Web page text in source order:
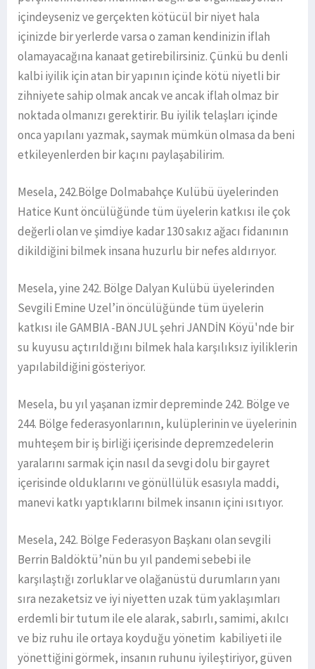
içindeyseniz ve gerçekten kötücül bir niyet hala
içinizde bir yerlerde varsa o zaman kendinizin iflah
olamayacağına kanaat getirebilirsiniz. Çünkü bu denli
kalbi iyilik için atan bir yapının içinde kötü niyetli bir
zihniyete sahip olmak ancak ve ancak iflah olmaz bir
noktada olmanızı gerektirir. Bu iyilik telaşları içinde
onca yapılanı yazmak, saymak mümkün olmasa da beni
etkileyenlerden bir kaçını paylaşabilirim.
Mesela, 242.Bölge Dolmabahçe Kulübü üyelerinden
Hatice Kunt öncülüğünde tüm üyelerin katkısı ile çok
değerli olan ve şimdiye kadar 130 sakız ağacı fidanının
dikildiğini bilmek insana huzurlu bir nefes aldırıyor.
Mesela, yine 242. Bölge Dalyan Kulübü üyelerinden
Sevgili Emine Uzel’in öncülüğünde tüm üyelerin
katkısı ile GAMBIA -BANJUL şehri JANDİN Köyü'nde bir
su kuyusu açtırıldığını bilmek hala karşılıksız iyiliklerin
yapılabildiğini gösteriyor.
Mesela, bu yıl yaşanan izmir depreminde 242. Bölge ve
244. Bölge federasyonlarının, kulüplerinin ve üyelerinin
muhteşem bir iş birliği içerisinde depremzedelerin
yaralarını sarmak için nasıl da sevgi dolu bir gayret
içerisinde olduklarını ve gönüllülük esasıyla maddi,
manevi katkı yaptıklarını bilmek insanın içini ısıtıyor.
Mesela, 242. Bölge Federasyon Başkanı olan sevgili
Berrin Baldöktü’nün bu yıl pandemi sebebi ile
karşılaştığı zorluklar ve olağanüstü durumların yanı
sıra nezaketsiz ve iyi niyetten uzak tüm yaklaşımları
erdemli bir tutum ile ele alarak, sabırlı, samimi, akılcı
ve biz ruhu ile ortaya koyduğu yönetim kabiliyeti ile
yönettiğini görmek, insanın ruhunu iyileştiriyor, güven